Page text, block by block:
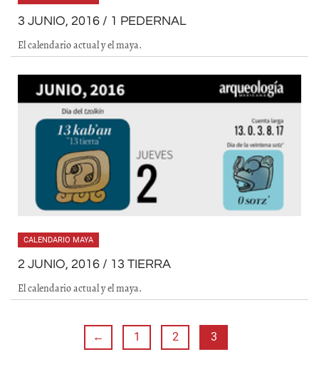
3 JUNIO, 2016 / 1 PEDERNAL
El calendario actual y el maya.
CALENDARIO MAYA
2 JUNIO, 2016 / 13 TIERRA
El calendario actual y el maya.
← 1 2 3